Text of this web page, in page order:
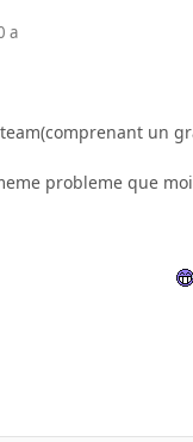
a
un
probleme que